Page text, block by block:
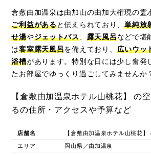
倉敷由加温泉は由加山の由加大権現の霊
ご利益があると伝えられており、単純放
せ湯やジェットバス、 露天風呂などで堪
は客室露天風呂を備えており、 広いウッ
浴槽があります。特別な日には少し奮発
たお部屋でゆっくり過ごしてみませんか
【倉敷由加温泉ホテル山桃花】 の
るの住所・アクセスや予算など
店舗名 【倉敷由加温泉ホテル山桃花
エリア 岡山県／由加温泉